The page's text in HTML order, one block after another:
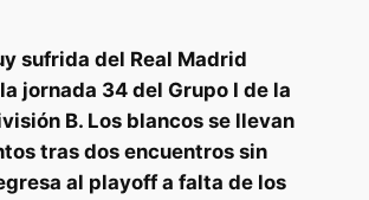
sufrida del Real Madrid
jornada 34 del Grupo I de la
B. Los blancos se llevan
tras dos encuentros sin
al playoff a falta de los